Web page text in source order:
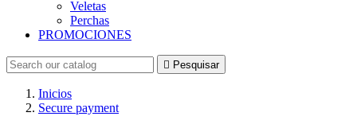
Veletas
Perchas
PROMOCIONES
 Pesquisar
Inicios
Secure payment